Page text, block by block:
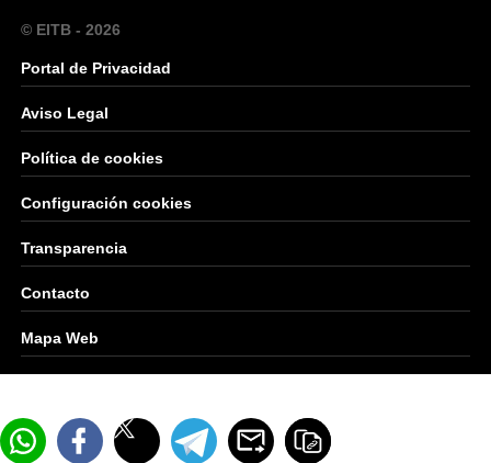
© EITB - 2026
Portal de Privacidad
Aviso Legal
Política de cookies
Configuración cookies
Transparencia
Contacto
Mapa Web